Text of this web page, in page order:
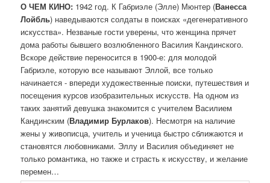
О ЧЕМ КИНО: 1942 год. К Габриэле (Элле) Мюнтер (Ванесса
Лойбль) наведываются солдаты в поисках «дегенеративного
искусства». Незваные гости уверены, что женщина прячет
дома работы бывшего возлюбленного Василия Кандинского.
Вскоре действие переносится в 1900-е: для молодой
Габриэле, которую все называют Эллой, все только
начинается - впереди художественные поиски, путешествия и
посещения курсов изобразительных искусств. На одном из
таких занятий девушка знакомится с учителем Василием
Кандинским (Владимир Бурлаков). Несмотря на наличие
жены у живописца, учитель и ученица быстро сближаются и
становятся любовниками. Эллу и Василия объединяет не
только романтика, но также и страсть к искусству, и желание
перемен…